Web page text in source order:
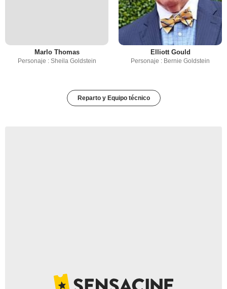
Marlo Thomas
Personaje : Sheila Goldstein
Elliott Gould
Personaje : Bernie Goldstein
Reparto y Equipo técnico